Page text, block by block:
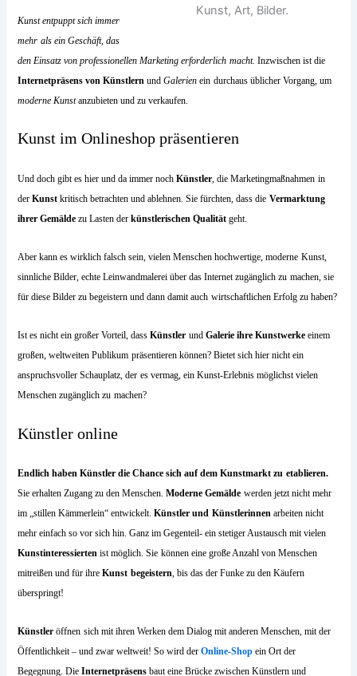
Kunst, Art, Bilder.
Kunst entpuppt sich immer
mehr als ein Geschäft, das
den Einsatz von professionellen Marketing erforderlich macht. Inzwischen ist die
Internetpräsens von Künstlern undGalerien ein durchaus üblicher Vorgang, um
moderne Kunstanzubieten und zu verkaufen.
Kunst im Onlineshop präsentieren
Und doch gibt es hier und da immer noch Künstler , die Marketingmaßnahmen in
derKunstkritisch betrachten und ablehnen. Sie fürchten, dass die Vermarktung
ihrer Gemälde zu Lasten derkünstlerischen Qualität geht.
Aber kann es wirklich falsch sein, vielen Menschen hochwertige, moderne Kunst,
sinnliche Bilder, echte Leinwandmalerei über das Internet zugänglich zu machen, sie
für diese Bilder zu begeistern und dann damit auch wirtschaftlichen Erfolg zu haben?
Ist es nicht ein großer Vorteil, dassKünstler undGalerie ihre Kunstwerke einem
großen, weltweiten Publikum präsentieren können? Bietet sich hier nicht ein
anspruchsvoller Schauplatz, der es vermag, ein Kunst-Erlebnis möglichst vielen
Menschen zugänglich zu machen?
Künstler online
Endlich haben Künstler die Chance sich auf dem Kunstmarkt zu etablieren.
Sie erhalten Zugang zu den Menschen.Moderne Gemälde werden jetzt nicht mehr
im „stillen Kämmerlein“ entwickelt.Künstler und Künstlerinnen arbeiten nicht
mehr einfach so vor sich hin. Ganz im Gegenteil- ein stetiger Austausch mit vielen
Kunstinteressiertenist möglich. Sie können eine große Anzahl von Menschen
mitreißen und für ihre Kunst begeistern, bis das der Funke zu den Käufern
überspringt!
Künstler öffnen sich mit ihren Werken dem Dialog mit anderen Menschen, mit der
Öffentlichkeit – und zwar weltweit! So wird derOnline-Shop ein Ort der
Begegnung. DieInternetpräsens baut eine Brücke zwischen Künstlern und